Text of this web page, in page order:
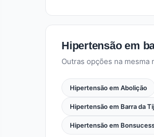
Hipertensão em
Outras opções na mesma
Hipertensão em Abolição
Hipertensão em Barra da
Hipertensão em